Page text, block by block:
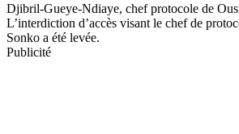
Djibril-Gueye-Ndiaye, chef protocole de
L’interdiction d’accès visant le chef de
Sonko a été levée.
Publicité